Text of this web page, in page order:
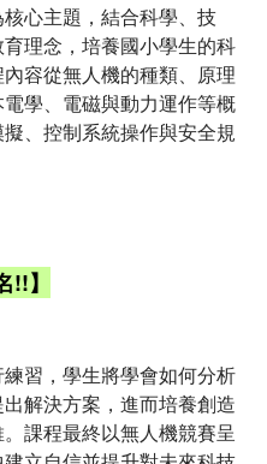
心主題，結合科學、技
理念，培養國小學生的科
容從無人機的種類、原理
學、電磁與動力運作等概
、控制系統操作與安全規
!!】
習，學生將學會如何分析
解決方案，進而培養創造
課程最終以無人機競賽呈